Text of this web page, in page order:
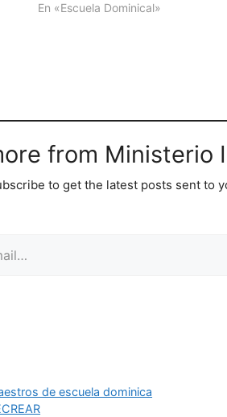
En «Escuela Dominical»
from Ministerio
to get the latest posts sent to
de escuela dominica